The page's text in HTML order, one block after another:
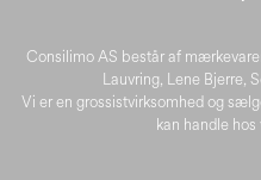
Consilimo AS består af
Lauvring, Lene Bjerre,
Vi er en grossistvirksomhed og
kan handle